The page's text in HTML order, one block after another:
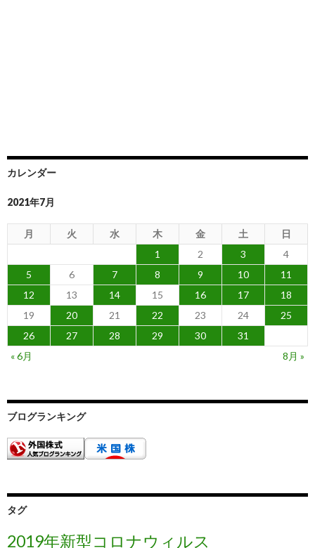
カレンダー
2021年7月
月 火 水 木 金 土
日
1
2 3
4
5
6 7 8 9 10
11
12
13 14 15 16 17
18
19
20 21 22 23 24
25
26
27 28 29 30
31
« 6月
8月 »
ブログランキング
タグ
2019年新型コロナウィルス